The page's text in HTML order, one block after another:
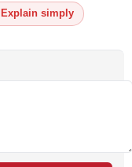
Explain simply